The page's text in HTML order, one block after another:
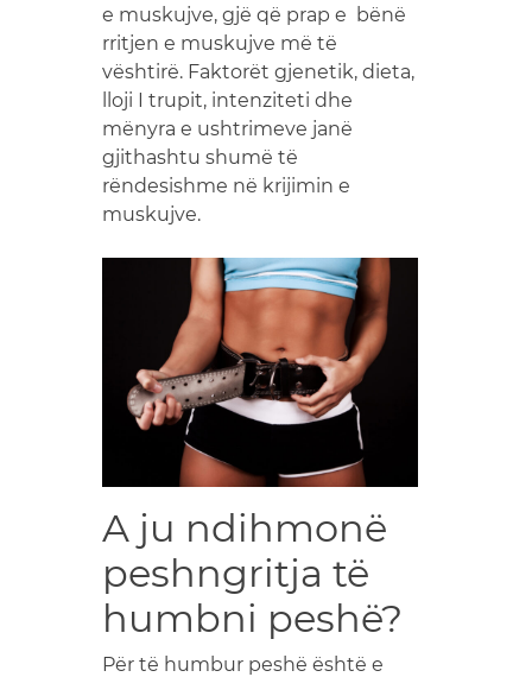
e muskujve, gjë që prap e bënë
rritjen e muskujve më të
vështirë. Faktorët gjenetik, dieta,
lloji I trupit, intenziteti dhe
mënyra e ushtrimeve janë
gjithashtu shumë të
rëndesishme në krijimin e
muskujve.
A ju ndihmonë
peshngritja të
humbni peshë?
Për të humbur peshë është e